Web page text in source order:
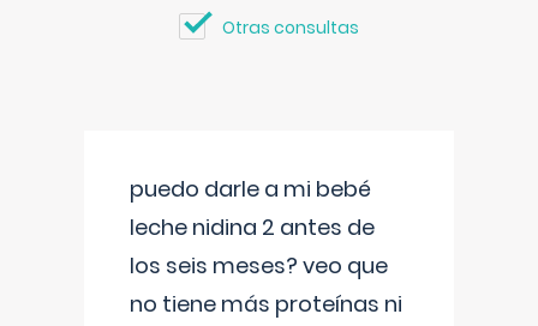
Otras consultas
puedo darle a mi bebé
leche nidina 2 antes de
los seis meses? veo que
no tiene más proteínas ni